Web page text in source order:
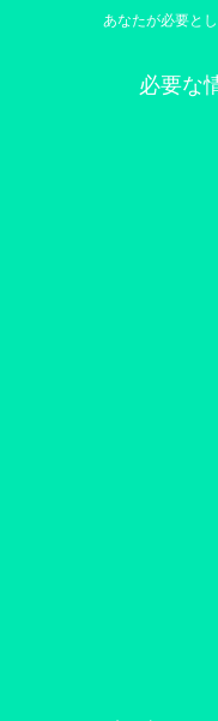
あなたが必要と
必要な